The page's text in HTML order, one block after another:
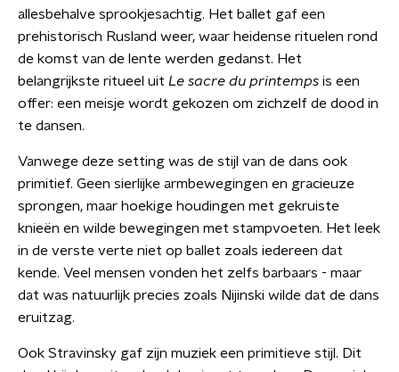
allesbehalve sprookjesachtig. Het ballet gaf een
prehistorisch Rusland weer, waar heidense rituelen rond
de komst van de lente werden gedanst. Het
belangrijkste ritueel uit Le sacre du printemps is een
offer: een meisje wordt gekozen om zichzelf de dood in
te dansen.
Vanwege deze setting was de stijl van de dans ook
primitief. Geen sierlijke armbewegingen en gracieuze
sprongen, maar hoekige houdingen met gekruiste
knieën en wilde bewegingen met stampvoeten. Het leek
in de verste verte niet op ballet zoals iedereen dat
kende. Veel mensen vonden het zelfs barbaars - maar
dat was natuurlijk precies zoals Nijinski wilde dat de dans
eruitzag.
Ook Stravinsky gaf zijn muziek een primitieve stijl. Dit